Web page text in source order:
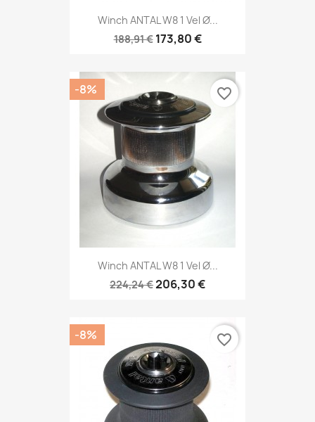
Winch ANTAL W8 1 Vel Ø...
188,91 € 173,80 €
Winch ANTAL W8 1 Vel Ø...
224,24 €206,30 €
-8% favorite_border
-8% favorite_border